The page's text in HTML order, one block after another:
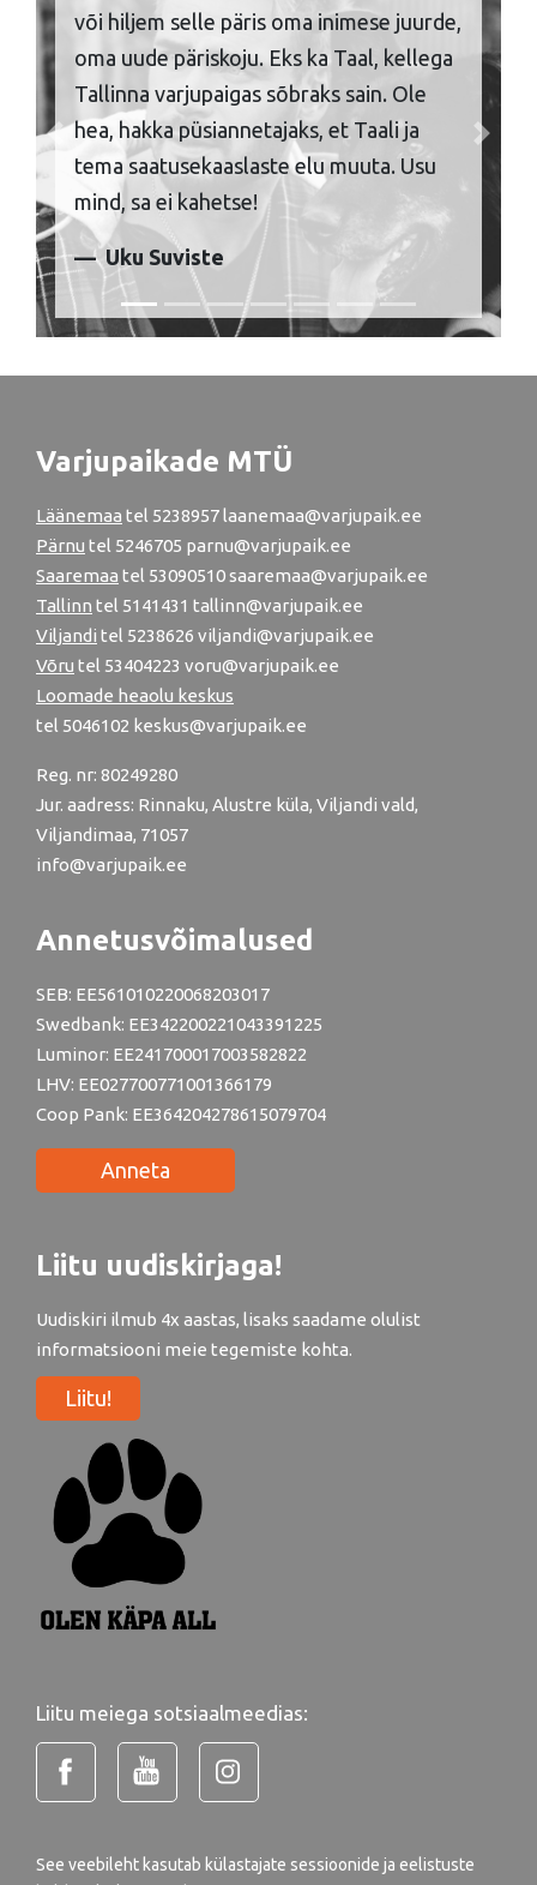
või hiljem selle päris oma inimese juurde,
oma uude päriskoju. Eks ka Taal, kellega
Tallinna varjupaigas sõbraks sain. Ole
hea, hakka püsiannetajaks, et Taali ja
tema saatusekaaslaste elu muuta. Usu
mind, sa ei kahetse!
Uku Suviste
Previous Next
Varjupaikade MTÜ
Läänemaa tel 5238957 laanemaa@varjupaik.ee
Pärnu tel 5246705 parnu@varjupaik.ee
Saaremaa tel 53090510 saaremaa@varjupaik.ee
Tallinn tel 5141431 tallinn@varjupaik.ee
Viljandi tel 5238626 viljandi@varjupaik.ee
Võru tel 53404223 voru@varjupaik.ee
Loomade heaolu keskus
tel 5046102 keskus@varjupaik.ee
Reg. nr: 80249280
Jur. aadress: Rinnaku, Alustre küla, Viljandi vald,
Viljandimaa, 71057
info@varjupaik.ee
Annetusvõimalused
SEB: EE561010220068203017
Swedbank: EE342200221043391225
Luminor: EE241700017003582822
LHV: EE027700771001366179
Coop Pank: EE364204278615079704
Anneta
Liitu uudiskirjaga!
Uudiskiri ilmub 4x aastas, lisaks saadame olulist
informatsiooni meie tegemiste kohta.
Liitu!
Liitu meiega sotsiaalmeedias:
See veebileht kasutab külastajate sessioonide ja eelistuste